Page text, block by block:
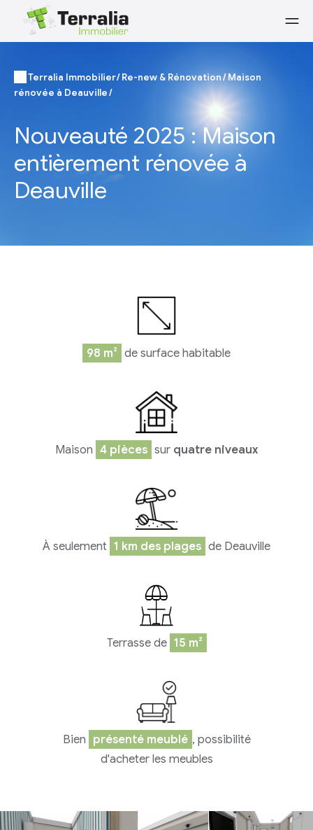
Terralia Immobilier Re-new & Rénovation
Maison
rénovée à Deauville
Nouveauté 2025 : Maison
entièrement rénovée à
Deauville
98 m² de surface habitable
Maison 4 pièces sur quatre niveaux
À seulement 1 km des plages de Deauville
Terrasse de 15 m²
Bien présenté meublé , possibilité
d'acheter les meubles